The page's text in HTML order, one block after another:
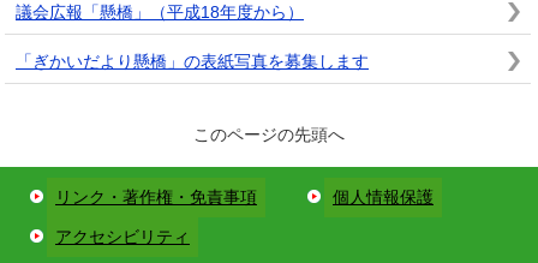
議会広報「懸橋」（平成18年度から）
「ぎかいだより懸橋」の表紙写真を募集します
このページの先頭へ
リンク・著作権・免責事項 個人情報保護
アクセシビリティ